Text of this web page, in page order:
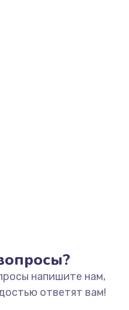
напишите нам,
ответят вам!